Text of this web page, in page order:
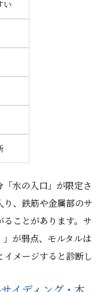
い
水の入口」が限定さ
り、鉄筋や金属部のサ
ることがあります。サ
」が弱点、モルタルは
イメージすると診断し